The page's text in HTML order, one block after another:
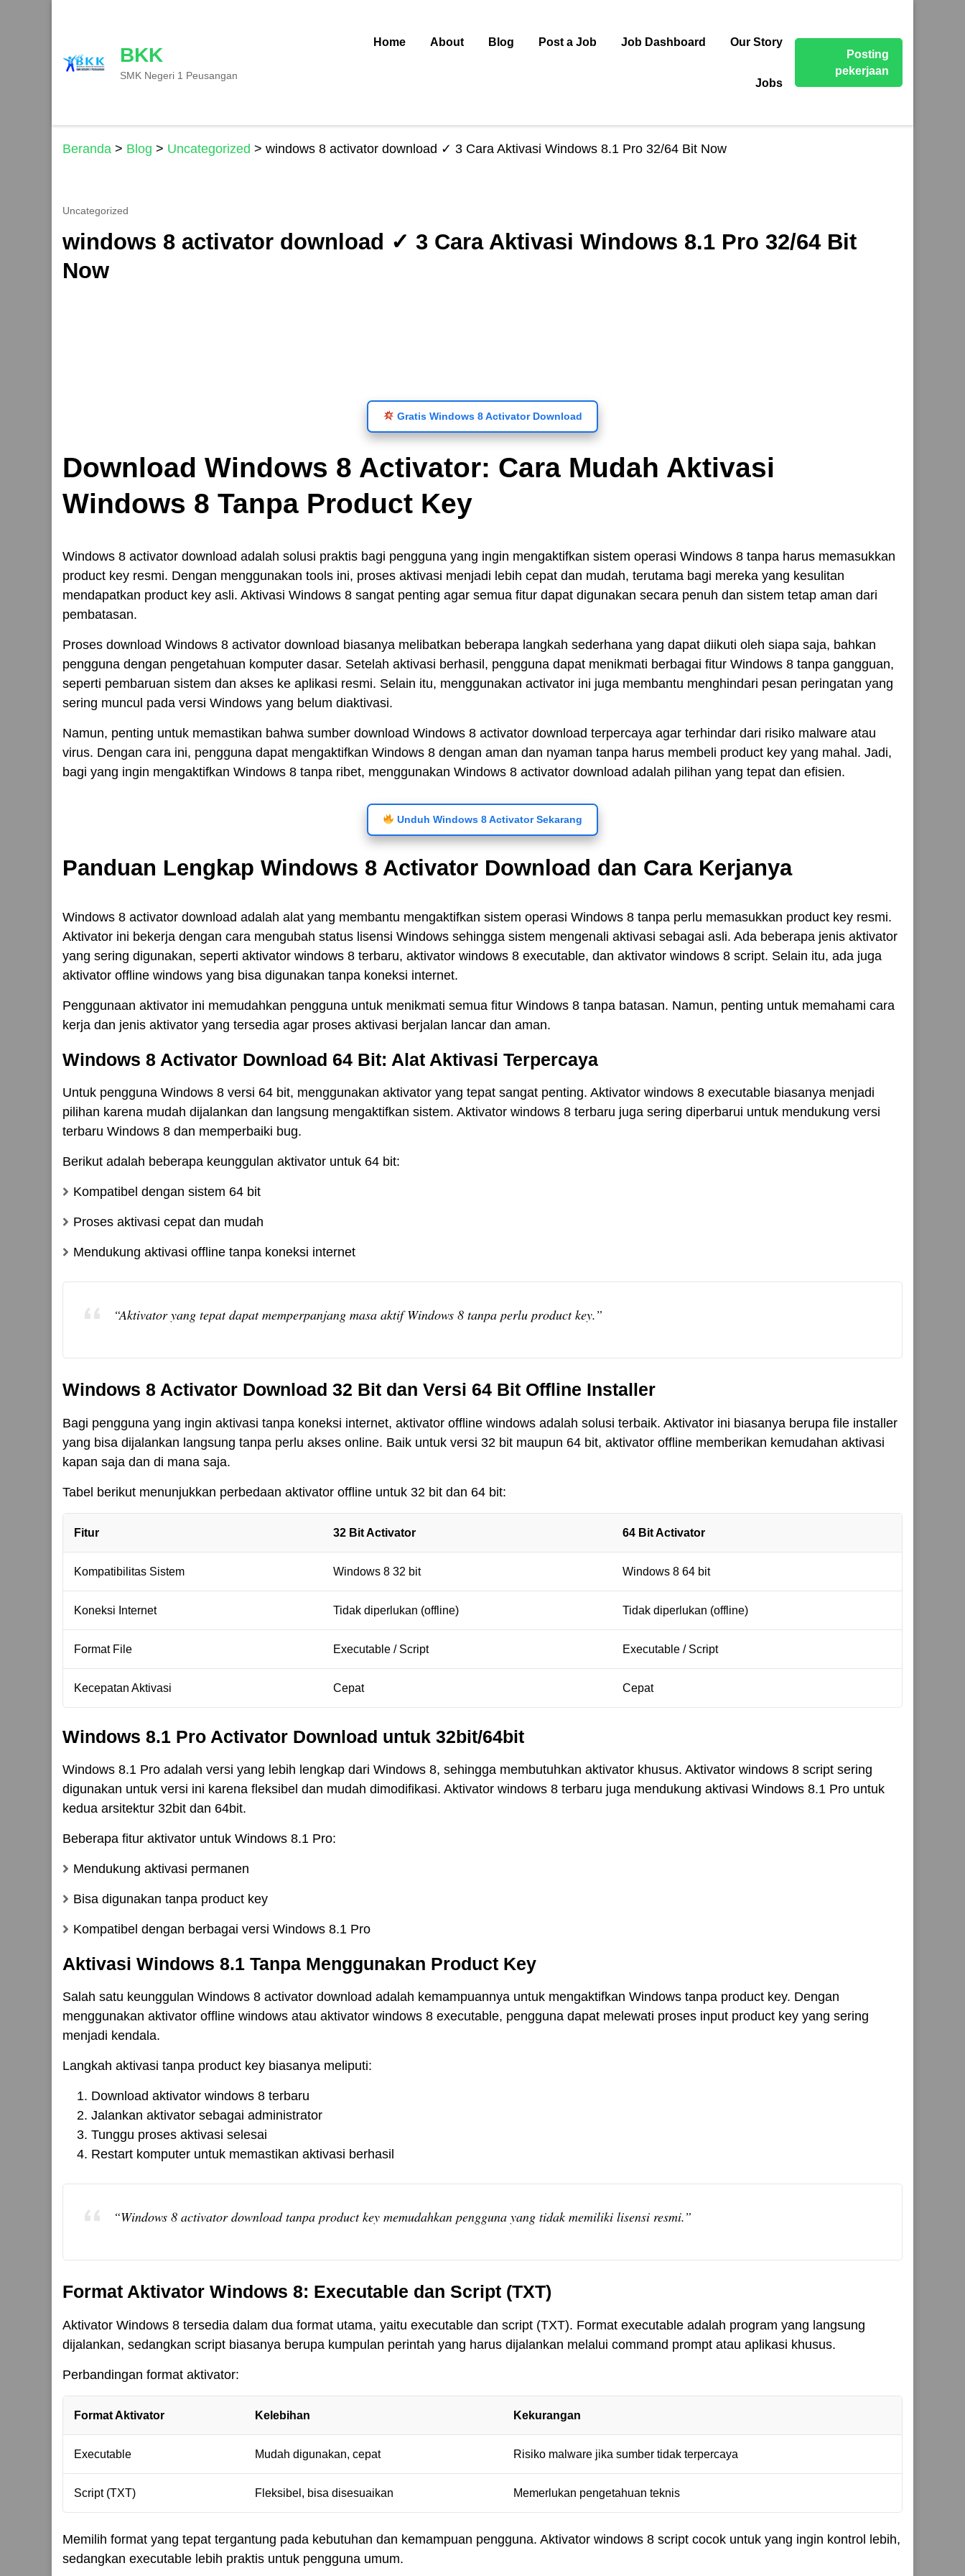
(Tekan
BKK
SMK Negeri 1 Peusangan
Home About Blog Post a Job Job Dashboard Our Story
Jobs
Posting
pekerjaan
Beranda > Blog > Uncategorized > windows 8 activator download ✓ 3 Cara Aktivasi Windows 8.1 Pro 32/64 Bit Now
Uncategorized
windows 8 activator download ✓ 3 Cara Aktivasi Windows 8.1 Pro 32/64 Bit
Now
Gratis Windows 8 Activator Download
Download Windows 8 Activator: Cara Mudah Aktivasi
Windows 8 Tanpa Product Key
Windows 8 activator download adalah solusi praktis bagi pengguna yang ingin mengaktifkan sistem operasi Windows 8 tanpa harus memasukkan
product key resmi. Dengan menggunakan tools ini, proses aktivasi menjadi lebih cepat dan mudah, terutama bagi mereka yang kesulitan
mendapatkan product key asli. Aktivasi Windows 8 sangat penting agar semua fitur dapat digunakan secara penuh dan sistem tetap aman dari
pembatasan.
Proses download Windows 8 activator download biasanya melibatkan beberapa langkah sederhana yang dapat diikuti oleh siapa saja, bahkan
pengguna dengan pengetahuan komputer dasar. Setelah aktivasi berhasil, pengguna dapat menikmati berbagai fitur Windows 8 tanpa gangguan,
seperti pembaruan sistem dan akses ke aplikasi resmi. Selain itu, menggunakan activator ini juga membantu menghindari pesan peringatan yang
sering muncul pada versi Windows yang belum diaktivasi.
Namun, penting untuk memastikan bahwa sumber download Windows 8 activator download terpercaya agar terhindar dari risiko malware atau
virus. Dengan cara ini, pengguna dapat mengaktifkan Windows 8 dengan aman dan nyaman tanpa harus membeli product key yang mahal. Jadi,
bagi yang ingin mengaktifkan Windows 8 tanpa ribet, menggunakan Windows 8 activator download adalah pilihan yang tepat dan efisien.
Unduh Windows 8 Activator Sekarang
Panduan Lengkap Windows 8 Activator Download dan Cara Kerjanya
Windows 8 activator download adalah alat yang membantu mengaktifkan sistem operasi Windows 8 tanpa perlu memasukkan product key resmi.
Aktivator ini bekerja dengan cara mengubah status lisensi Windows sehingga sistem mengenali aktivasi sebagai asli. Ada beberapa jenis aktivator
yang sering digunakan, seperti aktivator windows 8 terbaru, aktivator windows 8 executable, dan aktivator windows 8 script. Selain itu, ada juga
aktivator offline windows yang bisa digunakan tanpa koneksi internet.
Penggunaan aktivator ini memudahkan pengguna untuk menikmati semua fitur Windows 8 tanpa batasan. Namun, penting untuk memahami cara
kerja dan jenis aktivator yang tersedia agar proses aktivasi berjalan lancar dan aman.
Windows 8 Activator Download 64 Bit: Alat Aktivasi Terpercaya
Untuk pengguna Windows 8 versi 64 bit, menggunakan aktivator yang tepat sangat penting. Aktivator windows 8 executable biasanya menjadi
pilihan karena mudah dijalankan dan langsung mengaktifkan sistem. Aktivator windows 8 terbaru juga sering diperbarui untuk mendukung versi
terbaru Windows 8 dan memperbaiki bug.
Berikut adalah beberapa keunggulan aktivator untuk 64 bit:
Kompatibel dengan sistem 64 bit
Proses aktivasi cepat dan mudah
Mendukung aktivasi offline tanpa koneksi internet
“Aktivator yang tepat dapat memperpanjang masa aktif Windows 8 tanpa perlu product key.”
Windows 8 Activator Download 32 Bit dan Versi 64 Bit Offline Installer
Bagi pengguna yang ingin aktivasi tanpa koneksi internet, aktivator offline windows adalah solusi terbaik. Aktivator ini biasanya berupa file installer
yang bisa dijalankan langsung tanpa perlu akses online. Baik untuk versi 32 bit maupun 64 bit, aktivator offline memberikan kemudahan aktivasi
kapan saja dan di mana saja.
Tabel berikut menunjukkan perbedaan aktivator offline untuk 32 bit dan 64 bit:
Fitur 32 Bit Activator 64 Bit Activator
Kompatibilitas Sistem Windows 8 32 bit Windows 8 64 bit
Koneksi Internet Tidak diperlukan (offline) Tidak diperlukan (offline)
Format File Executable / Script Executable / Script
Kecepatan Aktivasi Cepat Cepat
Windows 8.1 Pro Activator Download untuk 32bit/64bit
Windows 8.1 Pro adalah versi yang lebih lengkap dari Windows 8, sehingga membutuhkan aktivator khusus. Aktivator windows 8 script sering
digunakan untuk versi ini karena fleksibel dan mudah dimodifikasi. Aktivator windows 8 terbaru juga mendukung aktivasi Windows 8.1 Pro untuk
kedua arsitektur 32bit dan 64bit.
Beberapa fitur aktivator untuk Windows 8.1 Pro:
Mendukung aktivasi permanen
Bisa digunakan tanpa product key
Kompatibel dengan berbagai versi Windows 8.1 Pro
Aktivasi Windows 8.1 Tanpa Menggunakan Product Key
Salah satu keunggulan Windows 8 activator download adalah kemampuannya untuk mengaktifkan Windows tanpa product key. Dengan
menggunakan aktivator offline windows atau aktivator windows 8 executable, pengguna dapat melewati proses input product key yang sering
menjadi kendala.
Langkah aktivasi tanpa product key biasanya meliputi:
Download aktivator windows 8 terbaru
Jalankan aktivator sebagai administrator
Tunggu proses aktivasi selesai
Restart komputer untuk memastikan aktivasi berhasil
“Windows 8 activator download tanpa product key memudahkan pengguna yang tidak memiliki lisensi resmi.”
Format Aktivator Windows 8: Executable dan Script (TXT)
Aktivator Windows 8 tersedia dalam dua format utama, yaitu executable dan script (TXT). Format executable adalah program yang langsung
dijalankan, sedangkan script biasanya berupa kumpulan perintah yang harus dijalankan melalui command prompt atau aplikasi khusus.
Perbandingan format aktivator:
Format Aktivator Kelebihan Kekurangan
Executable Mudah digunakan, cepat Risiko malware jika sumber tidak terpercaya
Script (TXT) Fleksibel, bisa disesuaikan Memerlukan pengetahuan teknis
Memilih format yang tepat tergantung pada kebutuhan dan kemampuan pengguna. Aktivator windows 8 script cocok untuk yang ingin kontrol lebih,
sedangkan executable lebih praktis untuk pengguna umum.